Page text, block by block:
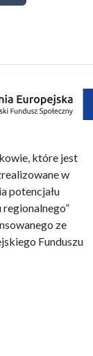
które jest
w
potencjału
ze
Funduszu